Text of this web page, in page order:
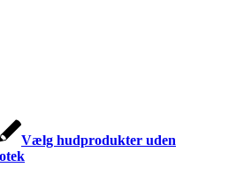
Vælg hudprodukter uden